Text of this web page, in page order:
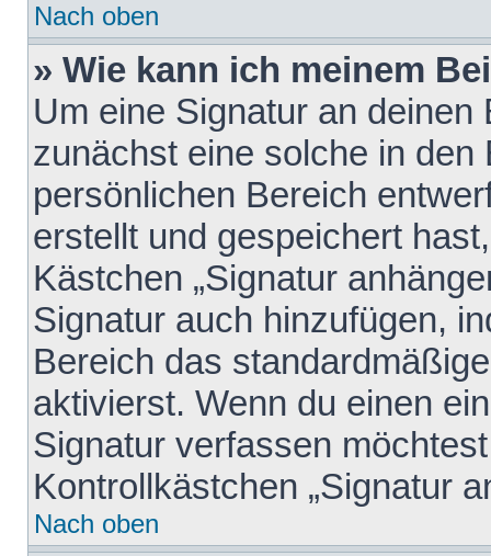
Nach oben
» Wie kann ich meinem
Um eine Signatur an
zunächst eine solche in den
persönlichen Bereich
erstellt und gespeichert
Kästchen „Signatur
Signatur auch hinzufügen,
Bereich das
aktivierst. Wenn du einen
Signatur verfassen
Kontrollkästchen „Signatur
Nach oben